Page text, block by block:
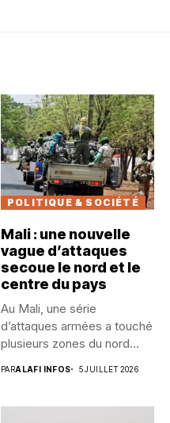
POLITIQUE & SOCIÉTÉ
Mali : une nouvelle
vague d’attaques
secoue le nord et le
centre du pays
Au Mali, une série
d’attaques armées a touché
plusieurs zones du nord...
PARALAFI INFOS 5 JUILLET 2026